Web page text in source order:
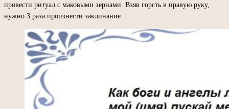
провести ритуал с маковыми зернами. Взяв горсть в правую руку,
нужно 3 раза произнести заклинание.